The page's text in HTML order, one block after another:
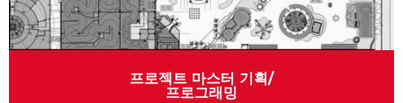
프로젝트 마스터 기획/
프로그래밍